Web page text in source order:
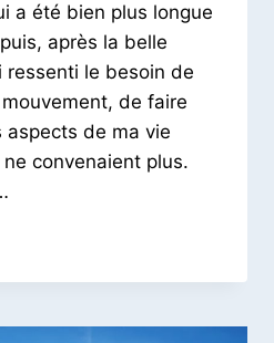
a été bien plus longue
après la belle
ressenti le besoin de
de faire
aspects de ma vie
convenaient plus.